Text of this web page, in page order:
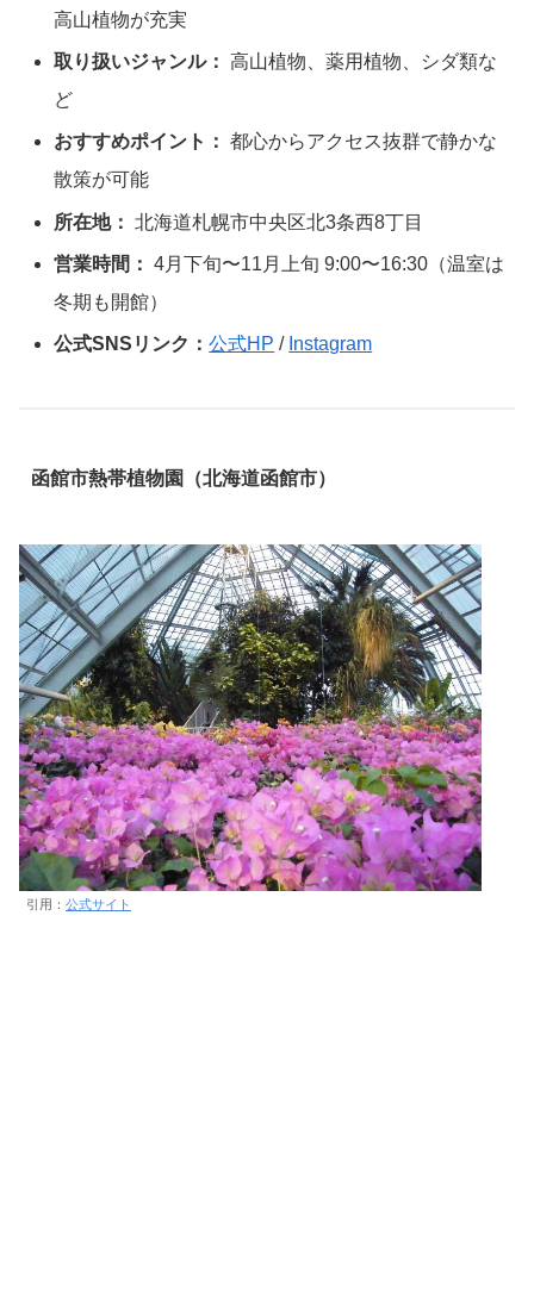
高山植物が充実
取り扱いジャンル： 高山植物、薬用植物、シダ類な
ど
おすすめポイント： 都心からアクセス抜群で静かな
散策が可能
所在地： 北海道札幌市中央区北3条西8丁目
営業時間： 4月下旬〜11月上旬 9:00〜16:30（温室は
冬期も開館）
公式SNSリンク：公式HP / Instagram
函館市熱帯植物園（北海道函館市）
引用： 公式サイト